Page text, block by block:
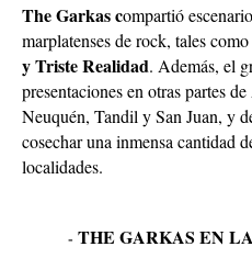
The Garkas compartió
marplatenses de rock, tales como
y Triste Realidad. Además, el
presentaciones en otras partes
Neuquén, Tandil y San Juan, y
cosechar una inmensa cantidad
localidades.
- THE GARKAS EN